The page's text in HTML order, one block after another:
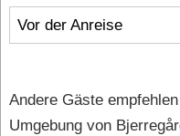
Vor der Anreise
Andere Gäste
Umgebung von